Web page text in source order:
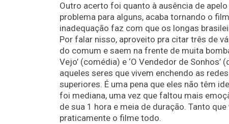
Outro acerto foi quanto à ausência de
problema para alguns, acaba tornando o
inadequação faz com que os longas
Por falar nisso, aproveito pra citar três de
do comum e saem na frente de muita
Vejo’ (comédia) e ‘O Vendedor de
aqueles seres que vivem enchendo as
superiores. É uma pena que eles não têm
foi mediana, uma vez que faltou mais
de sua 1 hora e meia de duração. Tanto
praticamente o filme todo.